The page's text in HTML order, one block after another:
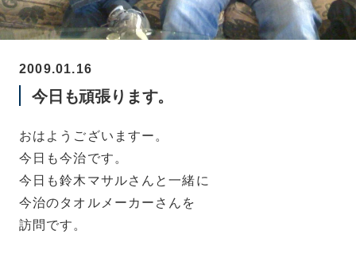
2009.01.16
今日も頑張ります。
おはようございますー。
今日も今治です。
今日も鈴木マサルさんと一緒に
今治のタオルメーカーさんを
訪問です。